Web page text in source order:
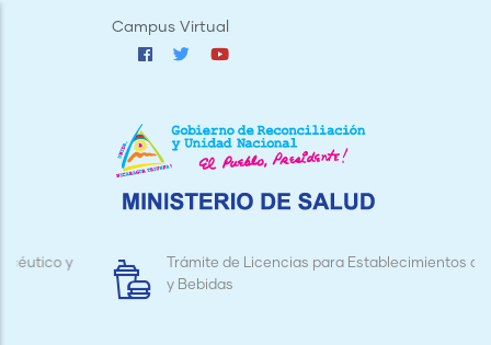
Campus Virtual
Trámite de Licencias para Establecimientos de Alimentos
y Bebidas